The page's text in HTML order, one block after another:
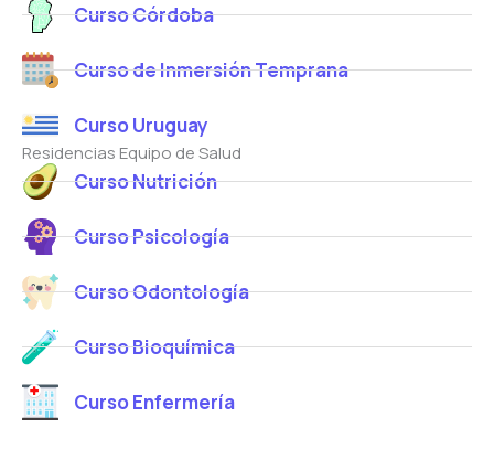
Curso Córdoba
Curso de Inmersión Temprana
Curso Uruguay
Residencias Equipo de Salud
Curso Nutrición
Curso Psicología
Curso Odontología
Curso Bioquímica
Curso Enfermería